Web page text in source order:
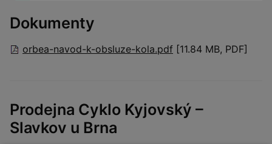
Dokumenty
orbea-navod-k-obsluze-kola.pdf [11.84 MB, PDF]
Prodejna Cyklo Kyjovský –
Slavkov u Brna